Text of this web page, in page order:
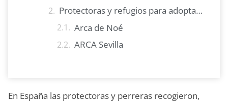
Protectoras y refugios para adoptar un perro en Sevilla
Arca de Noé
ARCA Sevilla
En España las protectoras y perreras recogieron,